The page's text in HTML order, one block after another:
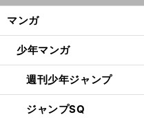
マンガ
少年マンガ
週刊少年ジャンプ
ジャンプSQ